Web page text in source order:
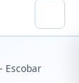
Escobar